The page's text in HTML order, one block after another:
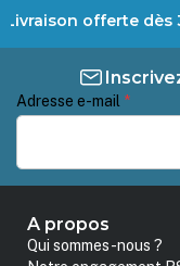
Livraison offerte dès
Adresse e-mail *
A propos
Qui sommes-nous ?